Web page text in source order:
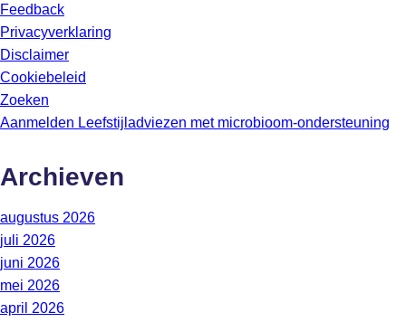
Feedback
Privacyverklaring
Disclaimer
Cookiebeleid
Zoeken
Aanmelden Leefstijladviezen met microbioom-ondersteuning
Archieven
augustus 2026
juli 2026
juni 2026
mei 2026
april 2026